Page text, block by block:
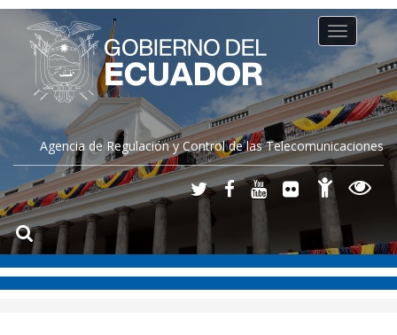
Agencia de Regulación y Control de las Telecomunicaciones
Toggle
navigation